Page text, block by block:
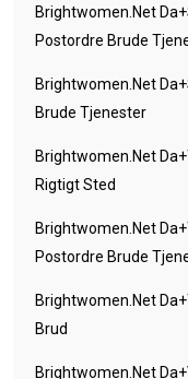
Brightwomen.net
Postordre Brude
Brightwomen.net
Brude Tjenester
Brightwomen.net
Rigtigt Sted
Brightwomen.net
Postordre Brude
Brightwomen.net
Brud
Brightwomen.net